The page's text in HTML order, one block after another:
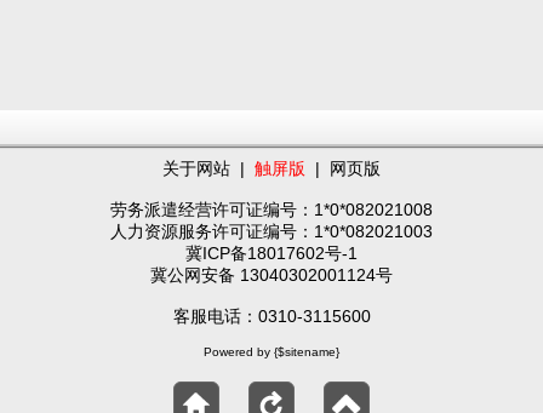
关于网站 | 触屏版 | 网页版
劳务派遣经营许可证编号：1*0*082021008
人力资源服务许可证编号：1*0*082021003
冀ICP备18017602号-1
冀公网安备 13040302001124号
客服电话：0310-3115600
Powered by {$sitename}